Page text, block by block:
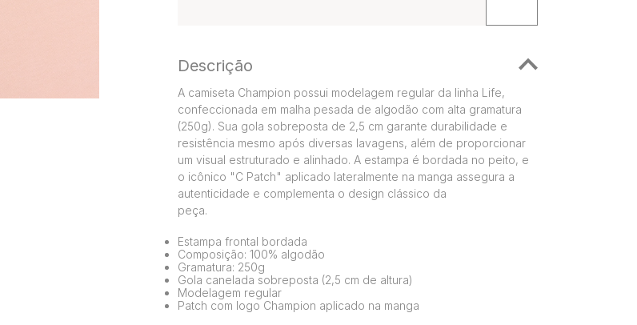
Descrição
A camiseta Champion possui modelagem regular da linha Life,
confeccionada em malha pesada de algodão com alta gramatura
(250g). Sua gola sobreposta de 2,5 cm garante durabilidade e
resistência mesmo após diversas lavagens, além de proporcionar
um visual estruturado e alinhado. A estampa é bordada no peito, e
o icônico "C Patch" aplicado lateralmente na manga assegura a
autenticidade e complementa o design clássico da
peça.
Estampa frontal bordada
Composição: 100% algodão
Gramatura: 250g
Gola canelada sobreposta (2,5 cm de altura)
Modelagem regular
Patch com logo Champion aplicado na manga